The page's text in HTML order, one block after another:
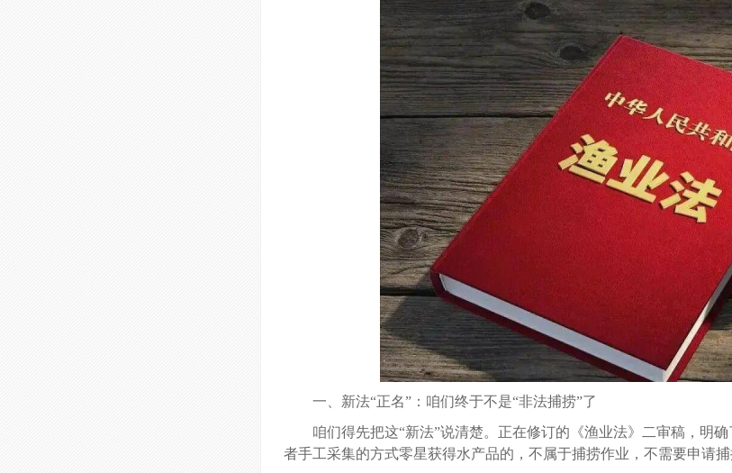
一、新法“正名”：咱们终于不是“非法捕捞”了
咱们得先把这“新法”说清楚。正在修订的《渔业法》二审稿，明
者手工采集的方式零星获得水产品的，不属于捕捞作业，不需要申请